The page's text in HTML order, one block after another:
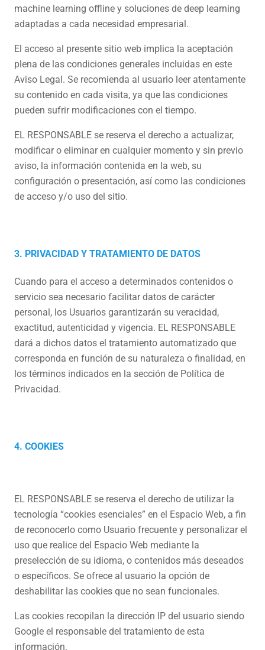
machine learning offline y soluciones de deep learning
adaptadas a cada necesidad empresarial.
El acceso al presente sitio web implica la aceptación
plena de las condiciones generales incluidas en este
Aviso Legal. Se recomienda al usuario leer atentamente
su contenido en cada visita, ya que las condiciones
pueden sufrir modificaciones con el tiempo.
EL RESPONSABLE se reserva el derecho a actualizar,
modificar o eliminar en cualquier momento y sin previo
aviso, la información contenida en la web, su
configuración o presentación, así como las condiciones
de acceso y/o uso del sitio.
3. PRIVACIDAD Y TRATAMIENTO DE DATOS
Cuando para el acceso a determinados contenidos o
servicio sea necesario facilitar datos de carácter
personal, los Usuarios garantizarán su veracidad,
exactitud, autenticidad y vigencia. EL RESPONSABLE
dará a dichos datos el tratamiento automatizado que
corresponda en función de su naturaleza o finalidad, en
los términos indicados en la sección de Política de
Privacidad.
4. COOKIES
EL RESPONSABLE se reserva el derecho de utilizar la
tecnología “cookies esenciales” en el Espacio Web, a fin
de reconocerlo como Usuario frecuente y personalizar el
uso que realice del Espacio Web mediante la
preselección de su idioma, o contenidos más deseados
o específicos. Se ofrece al usuario la opción de
deshabilitar las cookies que no sean funcionales.
Las cookies recopilan la dirección IP del usuario siendo
Google el responsable del tratamiento de esta
información.